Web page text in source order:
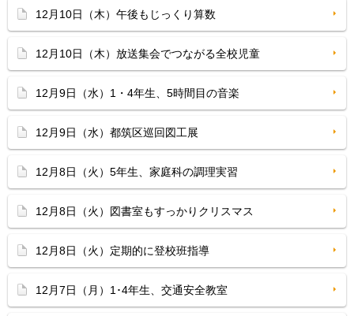
12月10日（木）午後もじっくり算数
12月10日（木）放送集会でつながる全校児童
12月9日（水）1・4年生、5時間目の音楽
12月9日（水）都筑区巡回図工展
12月8日（火）5年生、家庭科の調理実習
12月8日（火）図書室もすっかりクリスマス
12月8日（火）定期的に登校班指導
12月7日（月）1･4年生、交通安全教室